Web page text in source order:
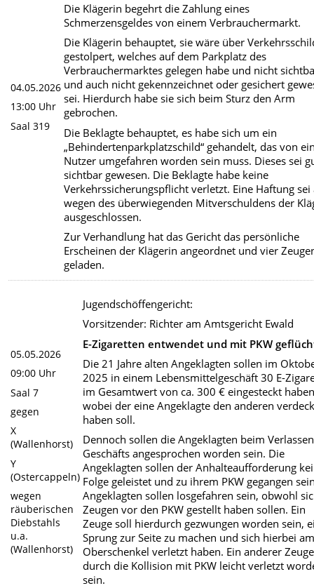
04.05.2026
13:00 Uhr
Saal 319
Die Klägerin begehrt die Zahlung eines
Schmerzensgeldes von einem Verbrauchermarkt.
Die Klägerin behauptet, sie wäre über
gestolpert, welches auf dem Parkplatz des
Verbrauchermarktes gelegen habe und nicht
und auch nicht gekennzeichnet oder gesichert
sei. Hierdurch habe sie sich beim Sturz den Arm
gebrochen.
Die Beklagte behauptet, es habe sich um ein
„Behindertenparkplatzschild“ gehandelt, das von
Nutzer umgefahren worden sein muss. Dieses sei
sichtbar gewesen. Die Beklagte habe keine
Verkehrssicherungspflicht verletzt. Eine Haftung sei
wegen des überwiegenden Mitverschuldens der
ausgeschlossen.
Zur Verhandlung hat das Gericht das persönliche
Erscheinen der Klägerin angeordnet und vier
geladen.
05.05.2026
09:00 Uhr
Saal 7
gegen
X
(Wallenhorst)
Y
(Ostercappeln)
wegen
räuberischen
Diebstahls
u.a.
(Wallenhorst)
Jugendschöffengericht:
Vorsitzender: Richter am Amtsgericht Ewald
E-Zigaretten entwendet und mit PKW
Die 21 Jahre alten Angeklagten sollen im
2025 in einem Lebensmittelgeschäft 30 E-
im Gesamtwert von ca. 300 € eingesteckt
wobei der eine Angeklagte den anderen
haben soll.
Dennoch sollen die Angeklagten beim
Geschäfts angesprochen worden sein. Die
Angeklagten sollen der Anhalteaufforderung
Folge geleistet und zu ihrem PKW gegangen
Angeklagten sollen losgefahren sein, obwohl
Zeugen vor den PKW gestellt haben sollen. Ein
Zeuge soll hierdurch gezwungen worden sein,
Sprung zur Seite zu machen und sich hierbei
Oberschenkel verletzt haben. Ein anderer
durch die Kollision mit PKW leicht verletzt
sein.